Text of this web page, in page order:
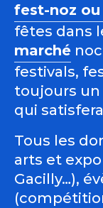
fest-noz
fêtes dans
marché
festivals,
toujours un
qui
Tous les
arts et
Gacilly…),